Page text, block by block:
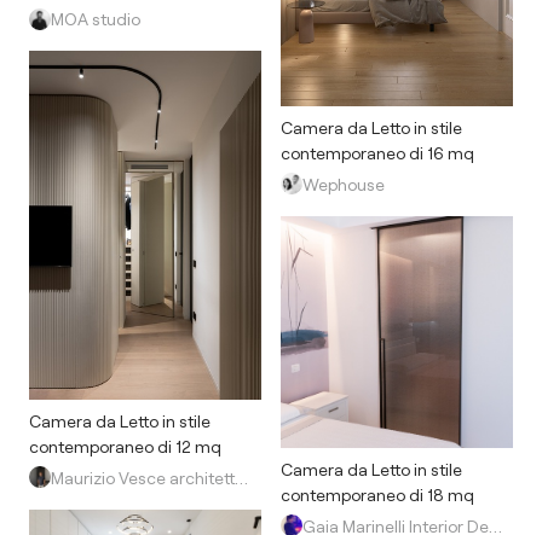
MOA studio
Camera da Letto in stile
contemporaneo di 12 mq
Camera da Letto in stile
contemporaneo di 16 mq
Wephouse
Camera da Letto in stile
contemporaneo di 18 mq